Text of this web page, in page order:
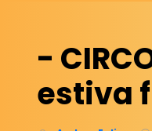
-
estiva